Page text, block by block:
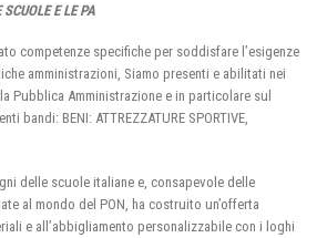
E LE PA
competenze specifiche per soddisfare l’esigenze
amministrazioni, Siamo presenti e abilitati nei
Pubblica Amministrazione e in particolare sul
bandi: BENI: ATTREZZATURE SPORTIVE,
delle scuole italiane e, consapevole delle
al mondo del PON, ha costruito un’offerta
e all’abbigliamento personalizzabile con i loghi